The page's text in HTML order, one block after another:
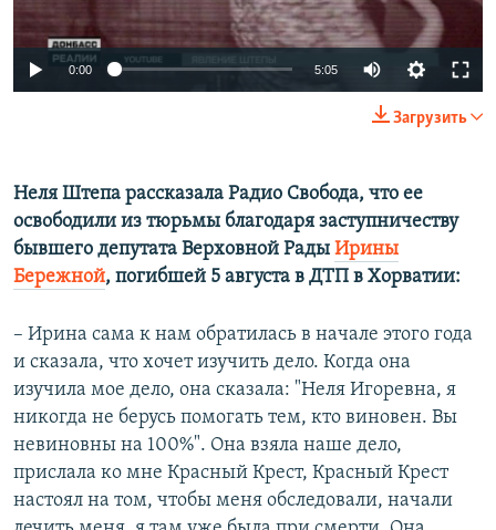
0:00 5:05
Загрузить
Неля Штепа рассказала Радио Свобода, что ее
освободили из тюрьмы благодаря заступничеству
бывшего депутата Верховной Рады Ирины
Бережной, погибшей 5 августа в ДТП в Хорватии:
– Ирина сама к нам обратилась в начале этого года
и сказала, что хочет изучить дело. Когда она
изучила мое дело, она сказала: "Неля Игоревна, я
никогда не берусь помогать тем, кто виновен. Вы
невиновны на 100%". Она взяла наше дело,
прислала ко мне Красный Крест, Красный Крест
настоял на том, чтобы меня обследовали, начали